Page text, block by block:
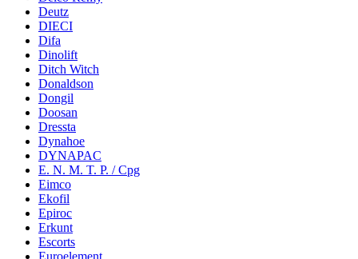
Deutz
DIECI
Difa
Dinolift
Ditch Witch
Donaldson
Dongil
Doosan
Dressta
Dynahoe
DYNAPAC
E. N. M. T. P. / Cpg
Eimco
Ekofil
Epiroc
Erkunt
Escorts
Euroelement